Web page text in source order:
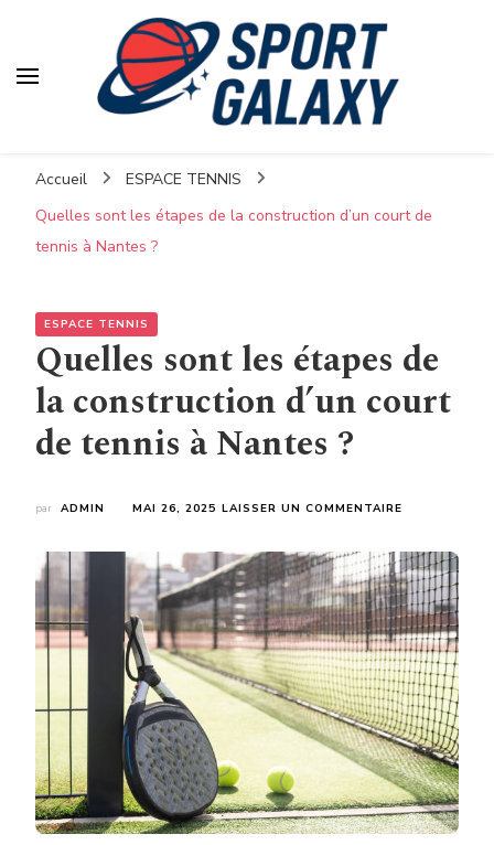
Accueil
ESPACE TENNIS
Quelles sont les étapes de la construction d’un court de
tennis à Nantes ?
ESPACE TENNIS
Quelles sont les étapes de
la construction d’un court
de tennis à Nantes ?
par ADMIN MAI 26, 2025 LAISSER UN COMMENTAIRE
LES
ÉTAPES
DE
LA
D’UN
COURT
DE
TENNIS
À
NANTES
?